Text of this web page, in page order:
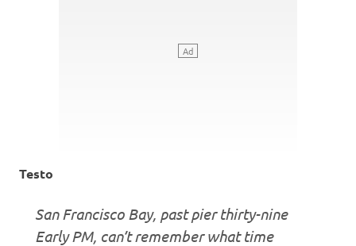
Testo
San Francisco Bay, past pier thirty-nine
Early PM, can’t remember what time